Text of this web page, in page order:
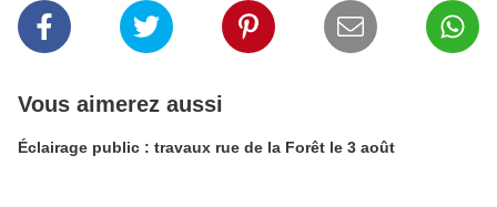
Vous aimerez aussi
Éclairage public : travaux rue de la Forêt le 3 août